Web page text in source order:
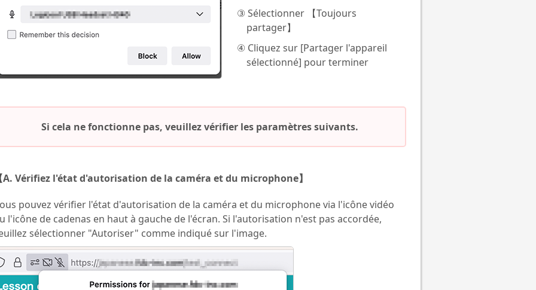
③ Sélectionner 【Toujours
partager】
④ Cliquez sur [Partager l'appareil
sélectionné] pour terminer
Si cela ne fonctionne pas, veuillez vérifier les paramètres suivants.
【A. Vérifiez l'état d'autorisation de la caméra et du microphone】
pouvez vérifier l'état d'autorisation de la caméra et du microphone via l'icône vidéo
l'icône de cadenas en haut à gauche de l'écran. Si l'autorisation n'est pas accordée,
sélectionner "Autoriser" comme indiqué sur l'image.